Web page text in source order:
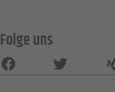
Folge uns